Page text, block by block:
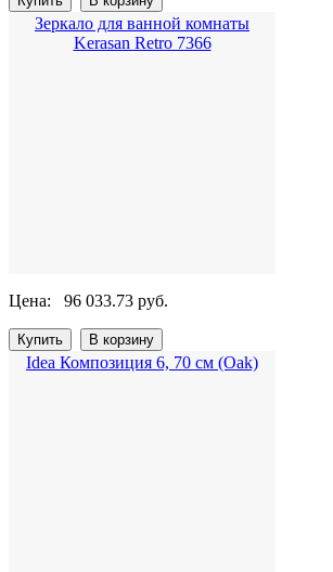
Зеркало для ванной комнаты
Kerasan Retro 7366
Цена: 96 033.73 руб.
Idea Композиция 6, 70 см (Oak)